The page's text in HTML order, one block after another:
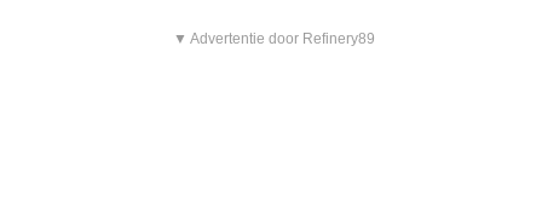
▼ Advertentie door Refinery89